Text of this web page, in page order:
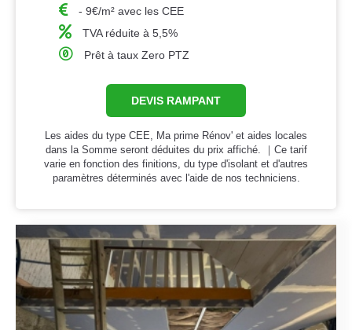
- 9€/m² avec les CEE
TVA réduite à 5,5%
Prêt à taux Zero PTZ
DEVIS RAMPANT
Les aides du type CEE, Ma prime Rénov' et aides locales
dans la Somme seront déduites du prix affiché. ｜Ce tarif
varie en fonction des finitions, du type d'isolant et d'autres
paramètres déterminés avec l'aide de nos techniciens.